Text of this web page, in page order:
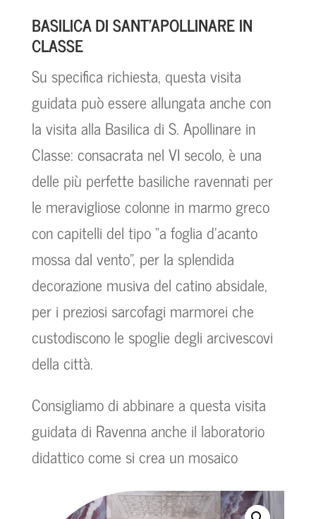
BASILICA DI SANT'APOLLINARE IN
CLASSE
Su specifica richiesta, questa visita
guidata può essere allungata anche con
la visita alla Basilica di S. Apollinare in
Classe: consacrata nel VI secolo, è una
delle più perfette basiliche ravennati per
le meravigliose colonne in marmo greco
con capitelli del tipo “a foglia d’acanto
mossa dal vento”, per la splendida
decorazione musiva del catino absidale,
per i preziosi sarcofagi marmorei che
custodiscono le spoglie degli arcivescovi
della città.
Consigliamo di abbinare a questa visita
guidata di Ravenna anche il laboratorio
didatticocome si crea un mosaico